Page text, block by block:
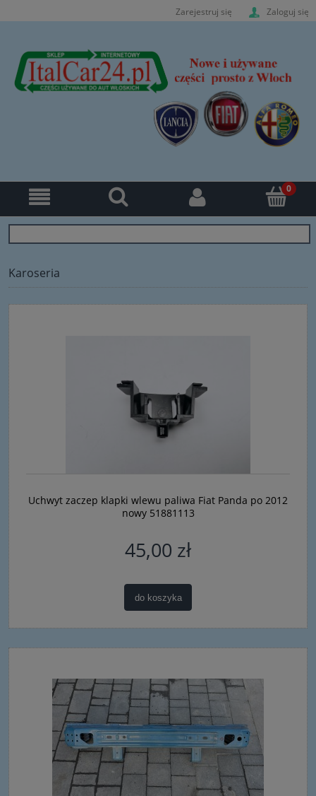
Zarejestruj się Zaloguj się
Karoseria
Uchwyt zaczep klapki wlewu paliwa Fiat Panda po 2012
nowy 51881113
45,00 zł
do koszyka